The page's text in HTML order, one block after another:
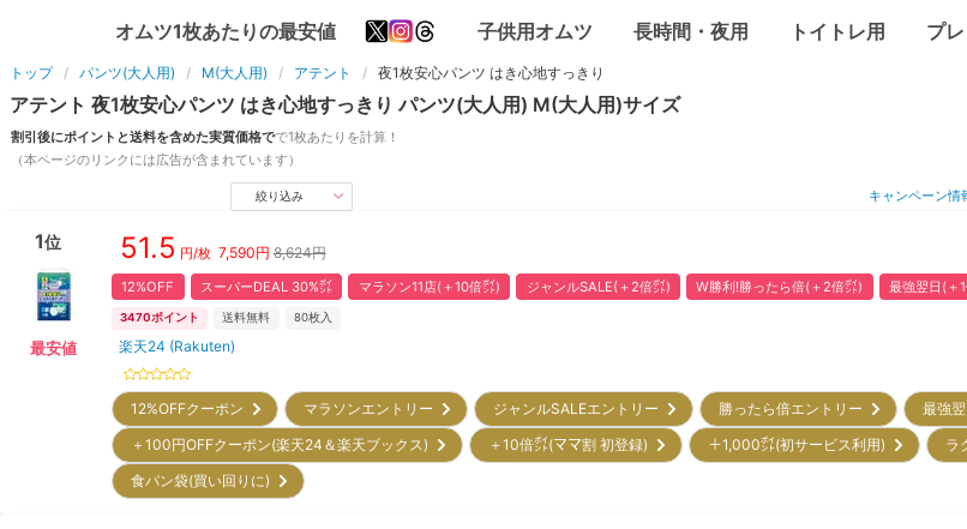
オムツ1枚あたりの最安値 子供用オムツ 長時間・夜用 トイトレ用 プ
トップ パンツ(大人用) M(大人用) アテント 夜1枚安心パンツ はき心地すっきり
アテント 夜1枚安心パンツ はき心地すっきり パンツ(大人用) M(大人用)サイズ
割引後にポイントと送料を含めた実質価格でで1枚あたりを計算！
（本ページのリンクには広告が含まれています）
絞り込み キャンペーン情
1位
最安値
51.5 円/枚 7,590円 8,624円
12%OFF スーパーDEAL 30%㌽ マラソン11店(＋10倍㌽) ジャンルSALE(＋2倍㌽) W勝利!勝ったら倍(＋2倍㌽) 最強翌日(＋
3470ポイント 送料無料 80枚入
楽天24 (Rakuten)
12%OFFクーポン マラソンエントリー ジャンルSALEエントリー 勝ったら倍エントリー 最強
＋100円OFFクーポン(楽天24＆楽天ブックス)
＋10倍㌽(ママ割 初登録) ＋1,000㌽(初サービス利用) ラ
食パン袋(買い回りに)